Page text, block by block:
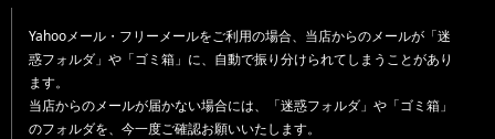
Yahooメール・フリーメールをご利用の場合、当店からのメールが「迷
惑フォルダ」や「ゴミ箱」に、自動で振り分けられてしまうことがあり
ます。
当店からのメールが届かない場合には、「迷惑フォルダ」や「ゴミ箱」
のフォルダを、今一度ご確認お願いいたします。